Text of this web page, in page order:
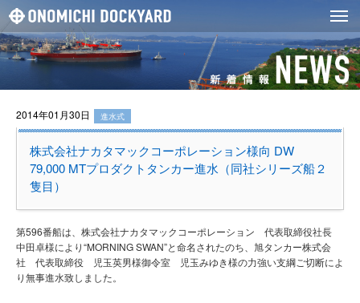
2014年01月30日 進水式
株式会社ナカタマックコーポレーション様向 DW
79,000 MTプロダクトタンカー進水（同社シリーズ船２
隻目）
第596番船は、株式会社ナカタマックコーポレーション 代表取締役社長
中田卓様により“MORNING SWAN”と命名されたのち、旭タンカー株式会
社 代表取締役 児玉英男様御令室 児玉みゆき様の力強い支綱ご切断によ
り無事進水致しました。